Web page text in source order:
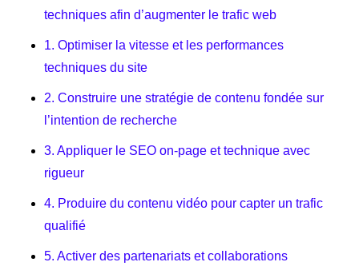
techniques afin d’augmenter le trafic web
1. Optimiser la vitesse et les performances
techniques du site
2. Construire une stratégie de contenu fondée sur
l’intention de recherche
3. Appliquer le SEO on-page et technique avec
rigueur
4. Produire du contenu vidéo pour capter un trafic
qualifié
5. Activer des partenariats et collaborations